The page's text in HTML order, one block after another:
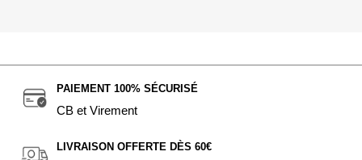
PAIEMENT 100% SÉCURISÉ
CB et Virement
LIVRAISON OFFERTE DÈS 60€